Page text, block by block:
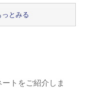
とみる
トをご紹介しま